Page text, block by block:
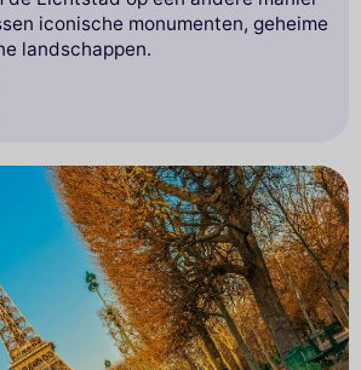
iconische monumenten, geheime
landschappen.